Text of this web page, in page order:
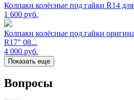
Колпаки колёсные под гайки R14
1 600 руб.
Колпаки колёсные под гайки
R17" 08...
4 000 руб.
Показать еще
Вопросы